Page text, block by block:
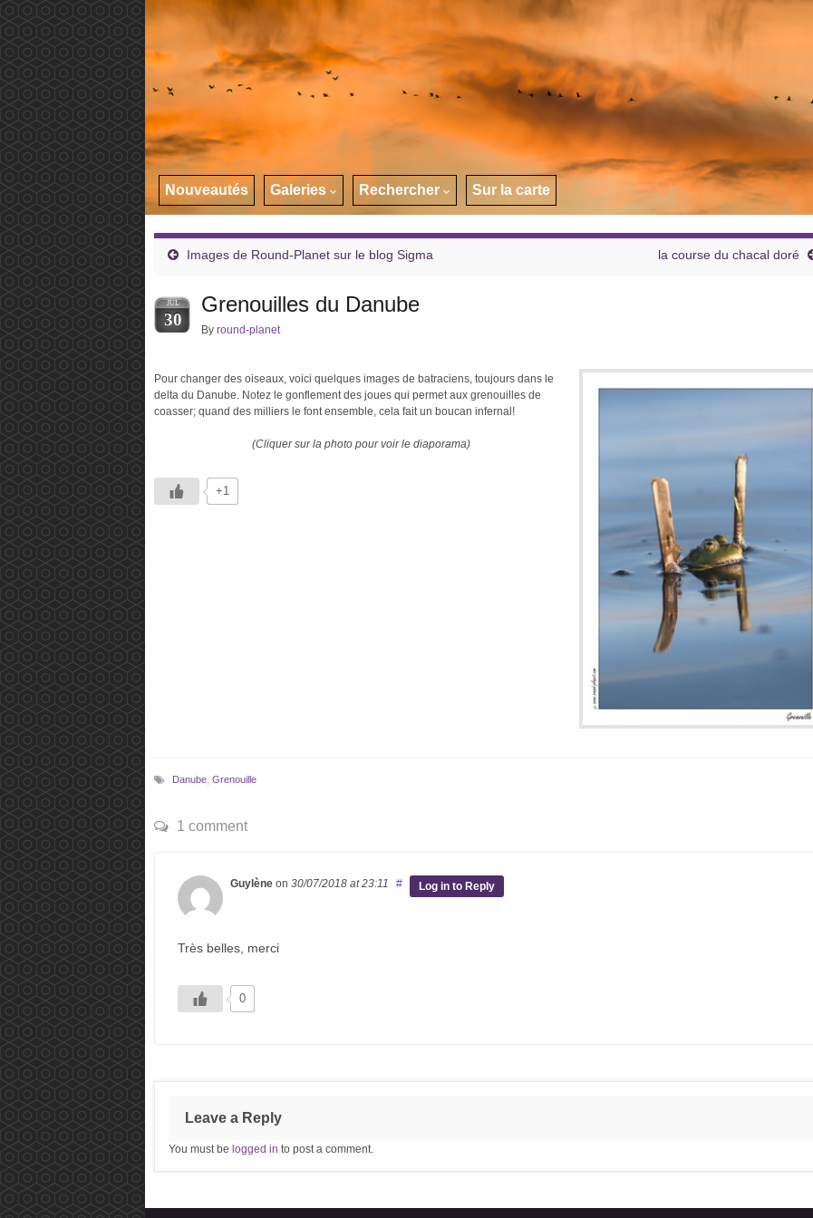
Nouveautés Galeries Rechercher Sur la carte
Images de Round-Planet sur le blog Sigma la course du chacal doré
JUL
30
Grenouilles du Danube
By round-planet
Pour changer des oiseaux, voici quelques images de batraciens, toujours dans le
delta du Danube. Notez le gonflement des joues qui permet aux grenouilles de
coasser; quand des milliers le font ensemble, cela fait un boucan infernal!
(Cliquer sur la photo pour voir le diaporama)
+1
Danube Grenouille
1 comment
Guylène on 30/07/2018 at 23:11 # Log in to Reply
Très belles, merci
0
Leave a Reply
You must be logged in to post a comment.